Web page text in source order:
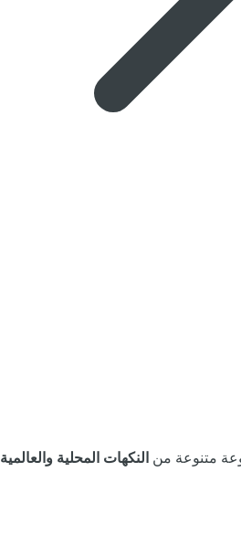
النكهات المحلية والعالمية